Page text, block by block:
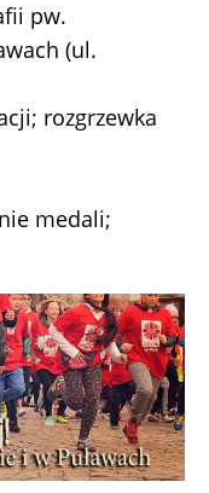
pw.
(ul.
rozgrzewka
medali;